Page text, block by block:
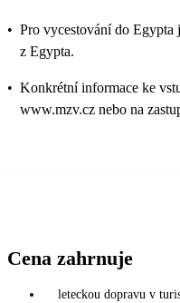
• Pro vycestování do Egypta
z Egypta.
• Konkrétní informace ke
www.mzv.cz nebo na
Cena zahrnuje
leteckou dopravu v